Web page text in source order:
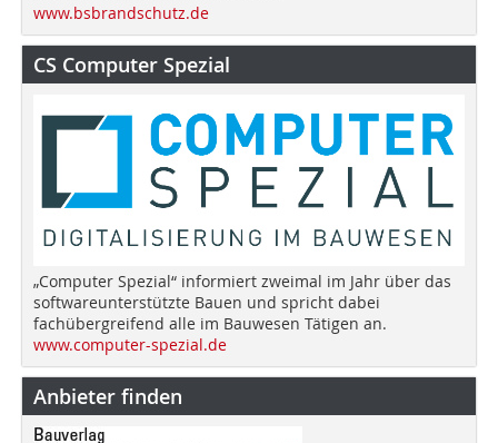
www.bsbrandschutz.de
CS Computer Spezial
„Computer Spezial“ informiert zweimal im Jahr über das
softwareunterstützte Bauen und spricht dabei
fachübergreifend alle im Bauwesen Tätigen an.
www.computer-spezial.de
Anbieter finden